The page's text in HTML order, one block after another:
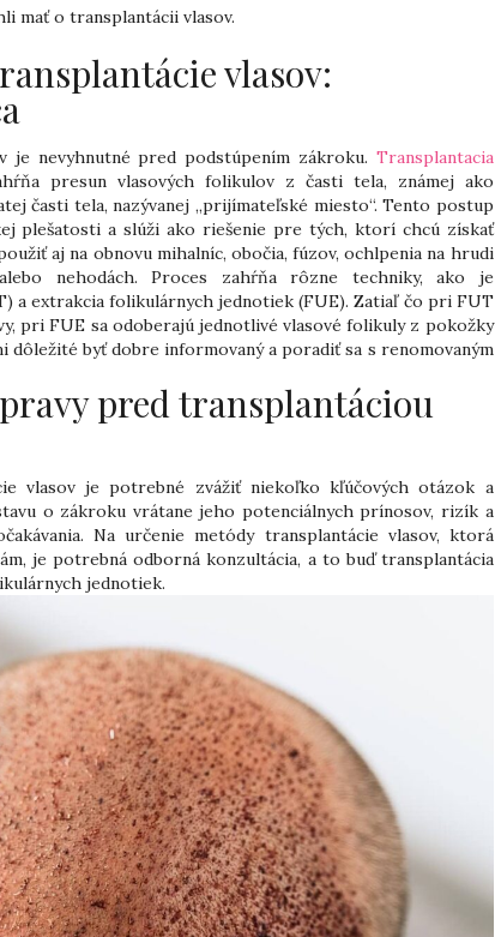
mať o transplantácii vlasov.
vlasov:
je nevyhnutné pred podstúpením zákroku. Transplantacia
presun vlasových folikulov z časti tela, známej ako
časti tela, nazývanej „prijímateľské miesto“. Tento postup
plešatosti a slúži ako riešenie pre tých, ktorí chcú získať
aj na obnovu mihalníc, obočia, fúzov, ochlpenia na hrudi
nehodách. Proces zahŕňa rôzne techniky, ako je
a extrakcia folikulárnych jednotiek (FUE). Zatiaľ čo pri FUT
pri FUE sa odoberajú jednotlivé vlasové folikuly z pokožky
byť dobre informovaný a poradiť sa s renomovaným
pred transplantáciou
vlasov je potrebné zvážiť niekoľko kľúčových otázok a
o zákroku vrátane jeho potenciálnych prínosov, rizík a
Na určenie metódy transplantácie vlasov, ktorá
je potrebná odborná konzultácia, a to buď transplantácia
jednotiek.